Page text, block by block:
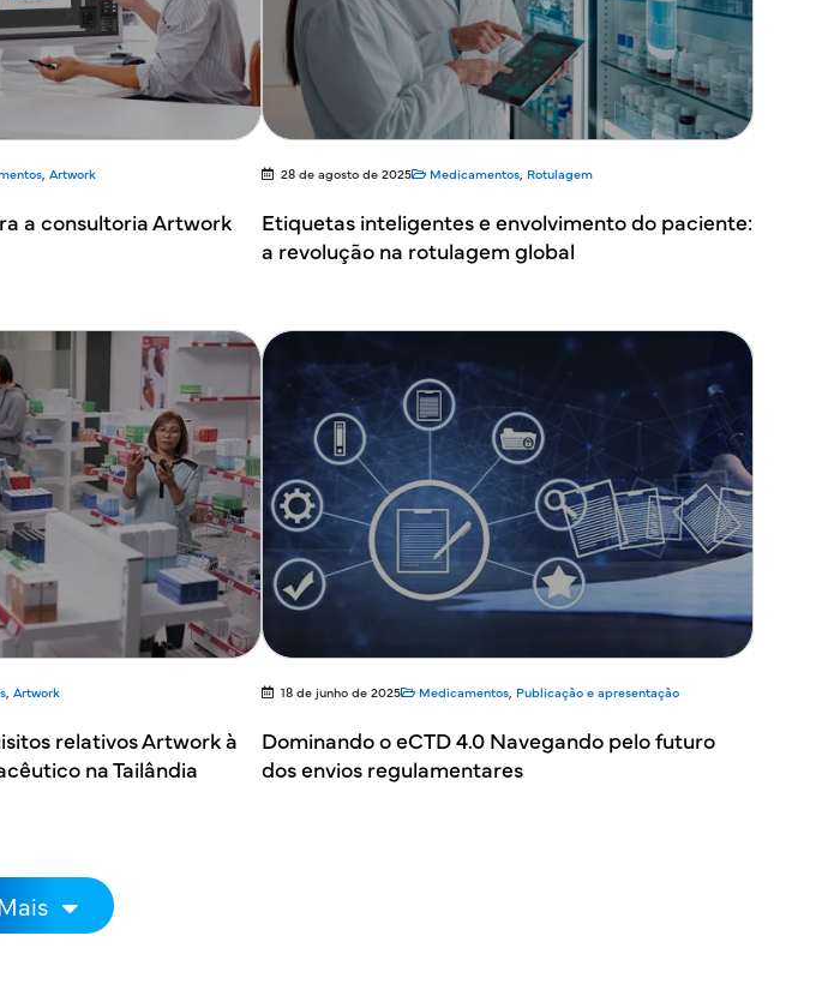
, Artwork
a consultoria Artwork
28 de agosto de 2025 Medicamentos, Rotulagem
Etiquetas inteligentes e envolvimento do paciente:
a revolução na rotulagem global
, Artwork
relativos Artwork à
na Tailândia
18 de junho de 2025 Medicamentos, Publicação e apresentação
Dominando o eCTD 4.0 Navegando pelo futuro
dos envios regulamentares